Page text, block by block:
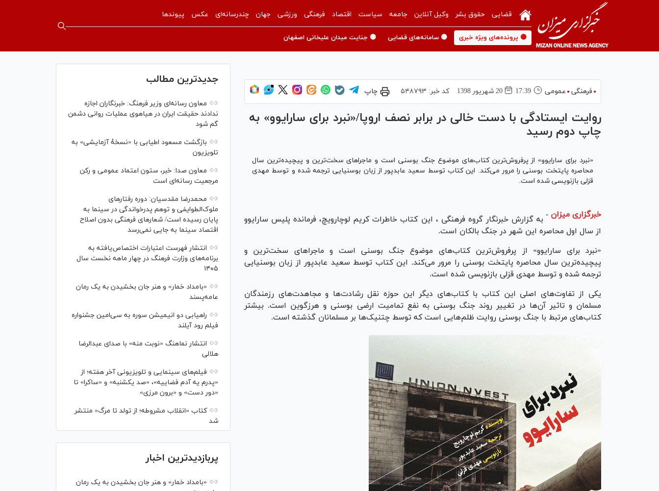
قضایی حقوق بشر وکیل آنلاین جامعه سیاست اقتصاد فرهنگی ورزشی جهان چندرسانه‌ای عکس پیوندها
🟡 پرونده‌های ویژه خبری 🟡 سامانه‌های قضایی 🟡 جنایت میدان علیخانی اصفهان
فرهنگی عمومی 17:39 20 شهريور 1398 کد خبر: ۵۴۸۷۹۳ چاپ
روایت ایستادگی با دست خالی در برابر نصف اروپا/«نبرد برای سارایوو» به
چاپ دوم رسید
«نبرد برای سارایوو» از پرفروش‌ترین کتاب‌های موضوع جنگ بوسنی است و ماجرا‌های سخت‌ترین و پیچیده‌ترین سال
محاصره پایتخت بوسنی را مرور می‌کند. این کتاب توسط سعید عابدپور از زبان بوسنیایی ترجمه شده و توسط مهدی
قزلی بازنویسی شده است.
خبرگزاری میزان - به گزارش خبرنگار گروه فرهنگی ، این کتاب خاطرات کریم لوچارویچ، فرمانده پلیس سارایوو
از سال اول محاصره این شهر در جنگ بالکان است.
«نبرد برای سارایوو» از پرفروش‌ترین کتاب‌های موضوع جنگ بوسنی است و ماجرا‌های سخت‌ترین و
پیچیده‌ترین سال محاصره پایتخت بوسنی را مرور می‌کند. این کتاب توسط سعید عابدپور از زبان بوسنیایی
ترجمه شده و توسط مهدی قزلی بازنویسی شده است.
یکی از تفاوت‌های اصلی این کتاب با کتاب‌های دیگر این حوزه نقل رشادت‌ها و مجاهدت‌های رزمندگان
مسلمان و تاثیر آن‌ها در تغییر روند جنگ بوسنی به نفع تمامیت ارضی بوسنی و هرزگوین است. بیشتر
کتاب‌های مرتبط با جنگ بوسنی روایت ظلم‌هایی است که توسط چتنیک‌ها بر مسلمانان گذشته است.
جدیدترین مطالب
معاون رسانه‌ای وزیر فرهنگ: خبرنگاران اجازه
ندادند حقیقت ایران در هیاهوی عملیات روانی دشمن
گم شود
بازگشت مسعود اطیابی با «نسخهٔ آزمایشی» به
تلویزیون
معاون صدا: خبر، ستون اعتماد عمومی و رکن
مرجعیت رسانه‌ای است
محمدرضا مقدسیان: دوره رفتارهای
ملوک‌الطوایفی و توهم پدرخواندگی در سینما به
پایان رسیده است/ شعارهای فرهنگی بدون اصلاح
اقتصاد سینما به جایی نمی‌رسد
انتشار فهرست اعتبارات اختصاص‌یافته به
برنامه‌های وزارت فرهنگ در چهار ماهه نخست سال
۱۴۰۵
«بامداد خمار» و هنر جان بخشیدن به یک رمان
عامه‌پسند
راهیابی دو انیمیشن سوره به سی‌امین جشنواره
فیلم رود آیلند
انتشار نماهنگ «نوبت منه» با صدای عبدالرضا
هلالی
فیلم‌های سینمایی و تلویزیونی آخر هفته؛ از
«پدرم یه آدم فضاییه»، «صد یکشنبه» و «ساکرا» تا
«دور دست» و «برون مرزی»
کتاب «انقلاب مشروطه؛ از تولد تا مرگ» منتشر
شد
پربازدیدترین اخبار
«بامداد خمار» و هنر جان بخشیدن به یک رمان